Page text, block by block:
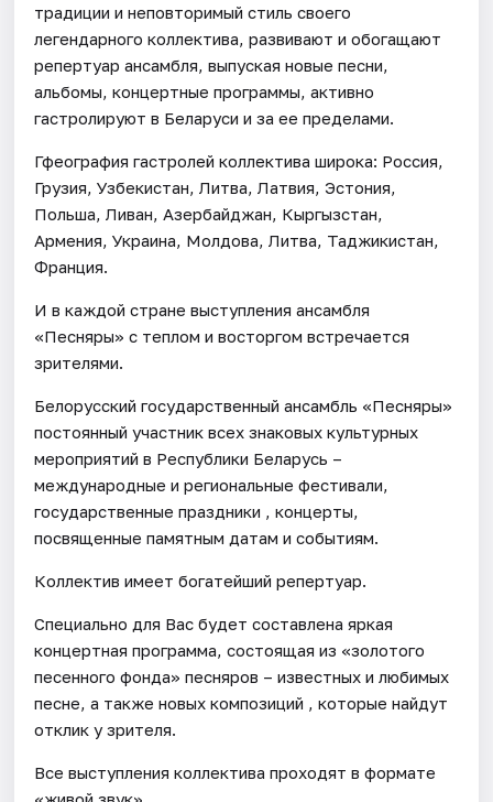
традиции и неповторимый стиль своего
легендарного коллектива, развивают и обогащают
репертуар ансамбля, выпуская новые песни,
альбомы, концертные программы, активно
гастролируют в Беларуси и за ее пределами.
Гфеография гастролей коллектива широка: Россия,
Грузия, Узбекистан, Литва, Латвия, Эстония,
Польша, Ливан, Азербайджан, Кыргызстан,
Армения, Украина, Молдова, Литва, Таджикистан,
Франция.
И в каждой стране выступления ансамбля
«Песняры» с теплом и восторгом встречается
зрителями.
Белорусский государственный ансамбль «Песняры»
постоянный участник всех знаковых культурных
мероприятий в Республики Беларусь –
международные и региональные фестивали,
государственные праздники , концерты,
посвященные памятным датам и событиям.
Коллектив имеет богатейший репертуар.
Специально для Вас будет составлена яркая
концертная программа, состоящая из «золотого
песенного фонда» песняров – известных и любимых
песне, а также новых композиций , которые найдут
отклик у зрителя.
Все выступления коллектива проходят в формате